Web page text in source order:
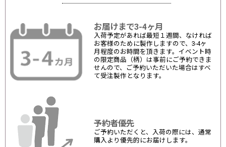
お届けまで3-4ヶ月
入荷予定があれば最短１週間、なければ
お客様のために製作しますので、3-4ヶ
月程度のお時間を頂きます。イベント時
の限定商品（柄）は事前にご予約できま
せんので、ご予約いただいた場合はすべ
て受注製作となります。
予約者優先
ご予約いただくと、入荷の際には、通常
購入より優先的にお届けします。